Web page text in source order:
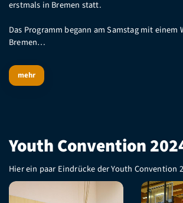
erstmals in Bremen statt.
Das Programm begann am Samstag mit einem
Bremen…
mehr
Youth Convention
Hier ein paar Eindrücke der Youth Convention